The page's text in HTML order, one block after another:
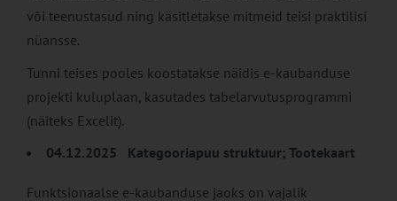
või teenustasud ning käsitletakse mitmeid teisi praktilisi
nüansse.
Tunni teises pooles koostatakse näidis e-kaubanduse
projekti kuluplaan, kasutades tabelarvutusprogrammi
(näiteks Excelit).
04.12.2025 Kategooriapuu struktuur; Tootekaart
Funktsionaalse e-kaubanduse jaoks on vajalik